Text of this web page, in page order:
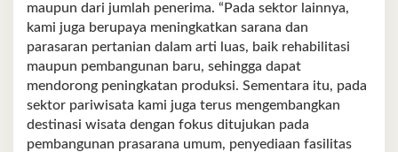
maupun dari jumlah penerima. “Pada sektor lainnya,
kami juga berupaya meningkatkan sarana dan
parasaran pertanian dalam arti luas, baik rehabilitasi
maupun pembangunan baru, sehingga dapat
mendorong peningkatan produksi. Sementara itu, pada
sektor pariwisata kami juga terus mengembangkan
destinasi wisata dengan fokus ditujukan pada
pembangunan prasarana umum, penyediaan fasilitas